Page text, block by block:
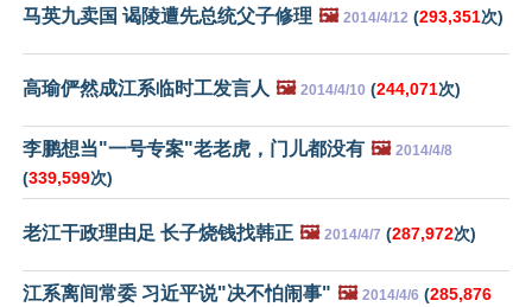
马英九卖国 谒陵遭先总统父子修理 🖼️ 2014/4/12 (293,351次)
高瑜俨然成江系临时工发言人 🖼️ 2014/4/10 (244,071次)
李鹏想当"一号专案"老老虎，门儿都没有 🖼️ 2014/4/8
(339,599次)
老江干政理由足 长子烧钱找韩正 🖼️ 2014/4/7 (287,972次)
江系离间常委 习近平说"决不怕闹事" 🖼️ 2014/4/6 (285,876